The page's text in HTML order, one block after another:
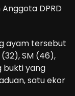
DPRD
ayam tersebut
SM (46),
bukti yang
satu ekor